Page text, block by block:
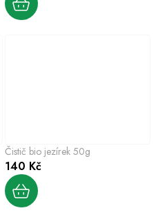
Čistič bio jezírek 50g
140 Kč